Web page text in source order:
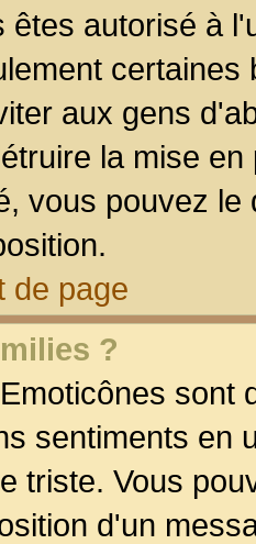
êtes autorisé à
aux gens
la mise
vous pouvez
de page
?
sont
sentiments en
triste. Vous
d'un